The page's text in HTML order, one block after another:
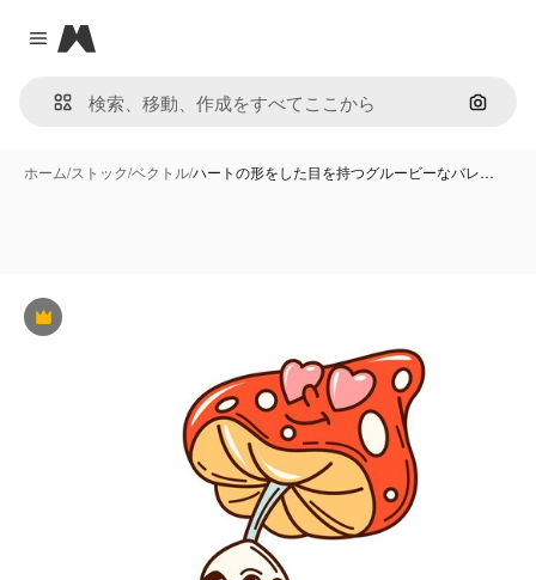
Close menu
Magnific
画像で
ホーム/ストック/ベクトル/ハートの形をした目を持つグルービーなバレ…
Premium